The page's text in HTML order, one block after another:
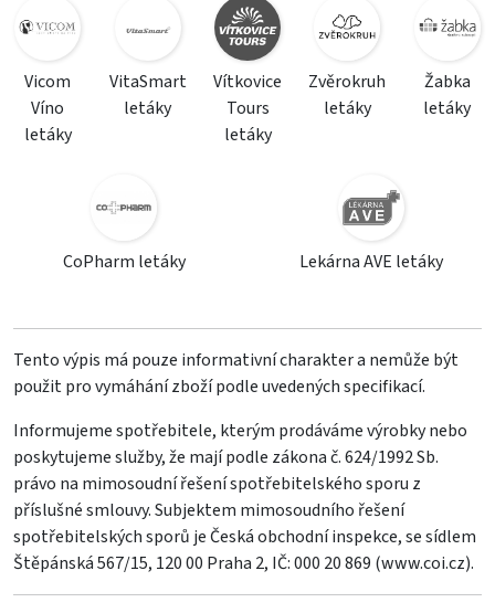
Vicom
Víno
letáky
VitaSmart
letáky
Vítkovice
Tours
letáky
Zvěrokruh
letáky
Žabka
letáky
CoPharm letáky Lekárna AVE letáky
Tento výpis má pouze informativní charakter a nemůže být
použit pro vymáhání zboží podle uvedených specifikací.
Informujeme spotřebitele, kterým prodáváme výrobky nebo
poskytujeme služby, že mají podle zákona č. 624/1992 Sb.
právo na mimosoudní řešení spotřebitelského sporu z
příslušné smlouvy. Subjektem mimosoudního řešení
spotřebitelských sporů je Česká obchodní inspekce, se sídlem
Štěpánská 567/15, 120 00 Praha 2, IČ: 000 20 869 (www.coi.cz).